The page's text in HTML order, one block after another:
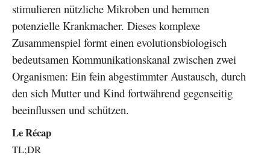
stimulieren nützliche Mikroben und hemmen
potenzielle Krankmacher. Dieses komplexe
Zusammenspiel formt einen evolutionsbiologisch
bedeutsamen Kommunikationskanal zwischen zwei
Organismen: Ein fein abgestimmter Austausch, durch
den sich Mutter und Kind fortwährend gegenseitig
beeinflussen und schützen.
Le Récap
TL;DR